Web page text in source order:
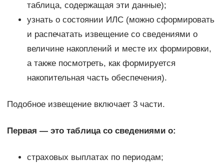
таблица, содержащая эти данные);
узнать о состоянии ИЛС (можно сформировать
и распечатать извещение со сведениями о
величине накоплений и месте их формировки,
а также посмотреть, как формируется
накопительная часть обеспечения).
Подобное извещение включает 3 части.
Первая — это таблица со сведениями о:
страховых выплатах по периодам;